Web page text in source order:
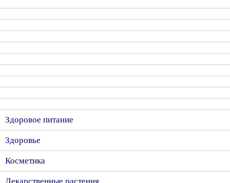
Здоровое питание
Здоровье
Косметика
Лекарственные растения